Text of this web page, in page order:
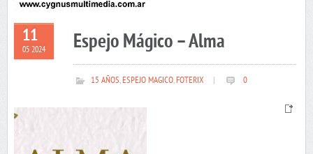
11
05 2024 Espejo Mágico – Alma
15 AÑOS,ESPEJO MAGICO,FOTERIX 0